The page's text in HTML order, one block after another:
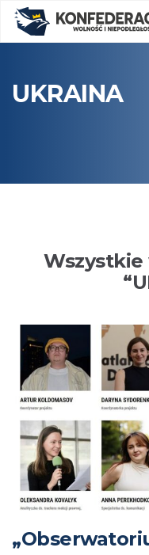
UKRAINA
“